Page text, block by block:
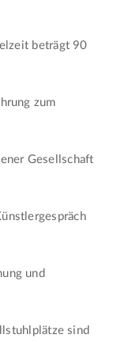
beträgt 90
zum
Gesellschaft
und
sind